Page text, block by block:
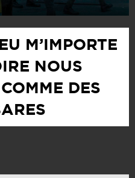
M’IMPORTE
NOUS
DES